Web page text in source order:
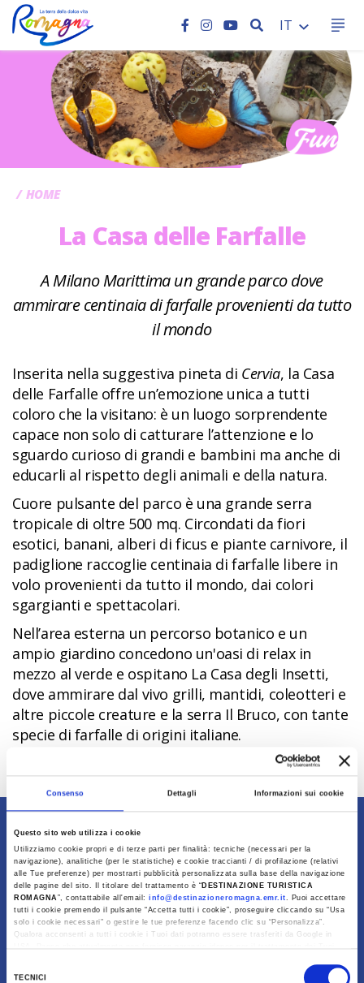
Consenso Dettagli Informazioni sui cookie
Questo sito web utilizza i cookie
Utilizziamo cookie propri e di terze parti per finalità: tecniche (necessari per la
navigazione), analitiche (per le statistiche) e cookie traccianti / di profilazione (relativi
alle Tue preferenze) per mostrarti pubblicità personalizzata sulla base della navigazione
delle pagine del sito. Il titolare del trattamento è “ DESTINAZIONE TURISTICA
ROMAGNA”, contattabile all'email:info@destinazioneromagna.emr.it. Puoi accettare
tutti i cookie premendo il pulsante “Accetta tutti i cookie”, proseguire cliccando su “Usa
solo i cookie necessari" o gestire le tue preferenze facendo clic su “Personalizza”.
Qualora acconsenti a tutti i cookie i Tuoi dati potranno essere trasferiti da Google in
TECNICI
CERCA
IT
CC
HOME
La Casa delle Farfalle
A Milano Marittima un grande parco dove
ammirare centinaia di farfalle provenienti da tutto
il mondo
Inserita nella suggestiva pineta di Cervia, la Casa
delle Farfalle offre un’emozione unica a tutti
coloro che la visitano: è un luogo sorprendente
capace non solo di catturare l’attenzione e lo
sguardo curioso di grandi e bambini ma anche di
educarli al rispetto degli animali e della natura.
Cuore pulsante del parco è una grande serra
tropicale di oltre 500 mq. Circondati da fiori
esotici, banani, alberi di ficus e piante carnivore, il
padiglione raccoglie centinaia di farfalle libere in
volo provenienti da tutto il mondo, dai colori
sgargianti e spettacolari.
Nell’area esterna un percorso botanico e un
ampio giardino concedono un'oasi di relax in
mezzo al verde e ospitano La Casa degli Insetti,
dove ammirare dal vivo grilli, mantidi, coleotteri e
altre piccole creature e la serra Il Bruco, con tante
specie di farfalle di origini italiane.
Ultimo aggiornamento 04/07/2024
Contenuti di proprietà di Destinazione Turistica
Romagna